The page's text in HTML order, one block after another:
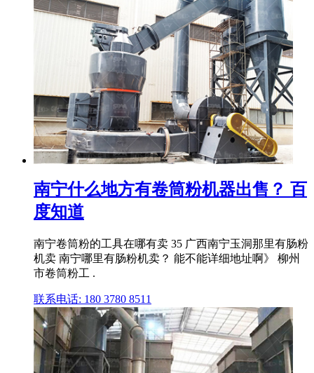
南宁什么地方有卷筒粉机器出售？ 百
度知道
南宁卷筒粉的工具在哪有卖 35 广西南宁玉洞那里有肠粉
机卖 南宁哪里有肠粉机卖？ 能不能详细地址啊》 柳州
市卷筒粉工 .
联系电话: 180 3780 8511